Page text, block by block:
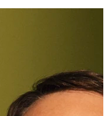
+423 235 8181